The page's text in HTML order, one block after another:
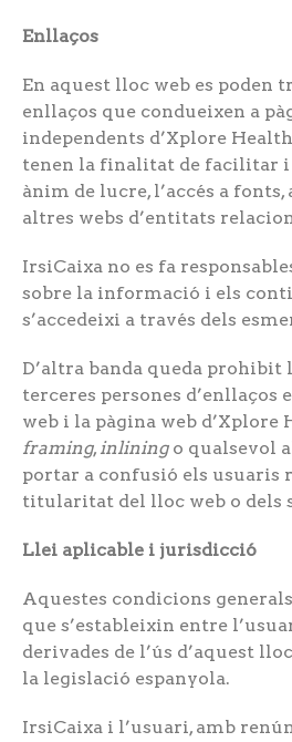
Enllaços
En aquest lloc web es poden
enllaços que condueixen a
independents d’Xplore
tenen la finalitat de facilitar i
ànim de lucre, l’accés a
altres webs d’entitats
IrsiCaixa no es fa
sobre la informació i els
s’accedeixi a través dels
D’altra banda queda prohibit
terceres persones d’enllaços
web i la pàgina web
framing, inliningo qualsevol
portar a confusió els usuaris
titularitat del lloc web o dels
Llei aplicable i jurisdicció
Aquestes condicions
que s’estableixin entre
derivades de l’ús d’aquest
la legislació espanyola.
IrsiCaixa i l’usuari, amb